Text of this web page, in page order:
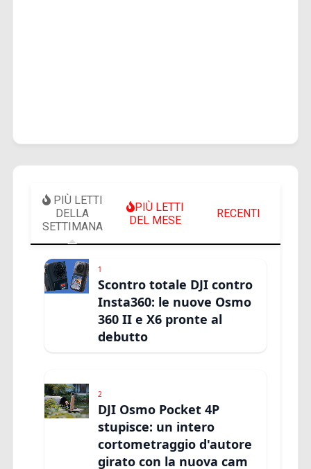
PIÙ LETTI
DELLA
SETTIMANA
PIÙ LETTI
DEL MESE
RECENTI
1
Scontro totale DJI contro
Insta360: le nuove Osmo
360 II e X6 pronte al
debutto
2
DJI Osmo Pocket 4P
stupisce: un intero
cortometraggio d'autore
girato con la nuova cam